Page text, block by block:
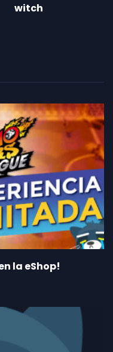
witch
la eShop!